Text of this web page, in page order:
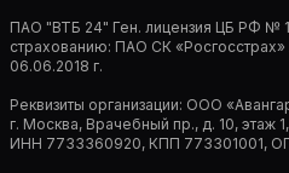
ПАО "ВТБ 24" Ген. лицензия ЦБ РФ №
страхованию: ПАО СК
06.06.2018 г.
Реквизиты организации: ООО
г. Москва, Врачебный пр., д. 10, этаж
ИНН 7733360920, КПП 773301001,